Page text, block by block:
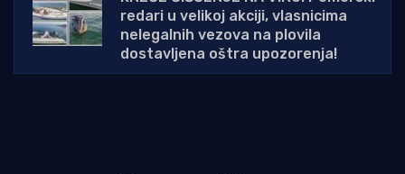
redari u velikoj akciji, vlasnicima
nelegalnih vezova na plovila
dostavljena oštra upozorenja!